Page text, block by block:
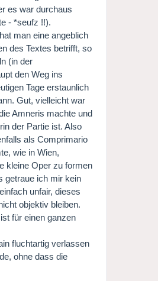
es war durchaus
- *seufz !!).
man eine angeblich
des Textes betrifft, so
(in der
den Weg ins
Tage erstaunlich
Gut, vielleicht war
Amneris machte und
der Partie ist. Also
als Comprimario
wie in Wien,
kleine Oper zu formen
getraue ich mir kein
unfair, dieses
objektiv bleiben.
für einen ganzen
fluchtartig verlassen
ohne dass die